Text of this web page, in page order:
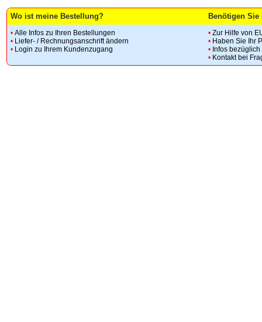
Wo ist meine Bestellung? Benötigen Sie
• Alle Infos zu Ihren Bestellungen
• Liefer- / Rechnungsanschrift ändern
• Login zu Ihrem Kundenzugang
• Zur Hilfe von
• Haben Sie Ihr
• Infos
• Kontakt bei